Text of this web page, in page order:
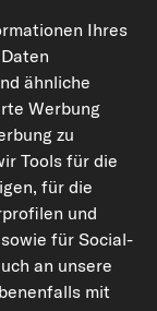
carpardoo.fr
Datenbank, dürfen
der Daten und
und/oder die
Ihres
ähnliche
Werbung
zu
Tools für die
für die
und
für Social-
an unsere
mit